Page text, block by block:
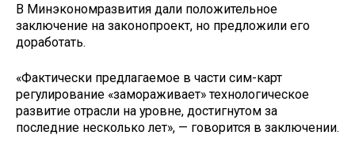
В Минэкономразвития дали положительное
заключение на законопроект, но предложили его
доработать.
«Фактически предлагаемое в части сим-карт
регулирование «замораживает» технологическое
развитие отрасли на уровне, достигнутом за
последние несколько лет», — говорится в заключении.